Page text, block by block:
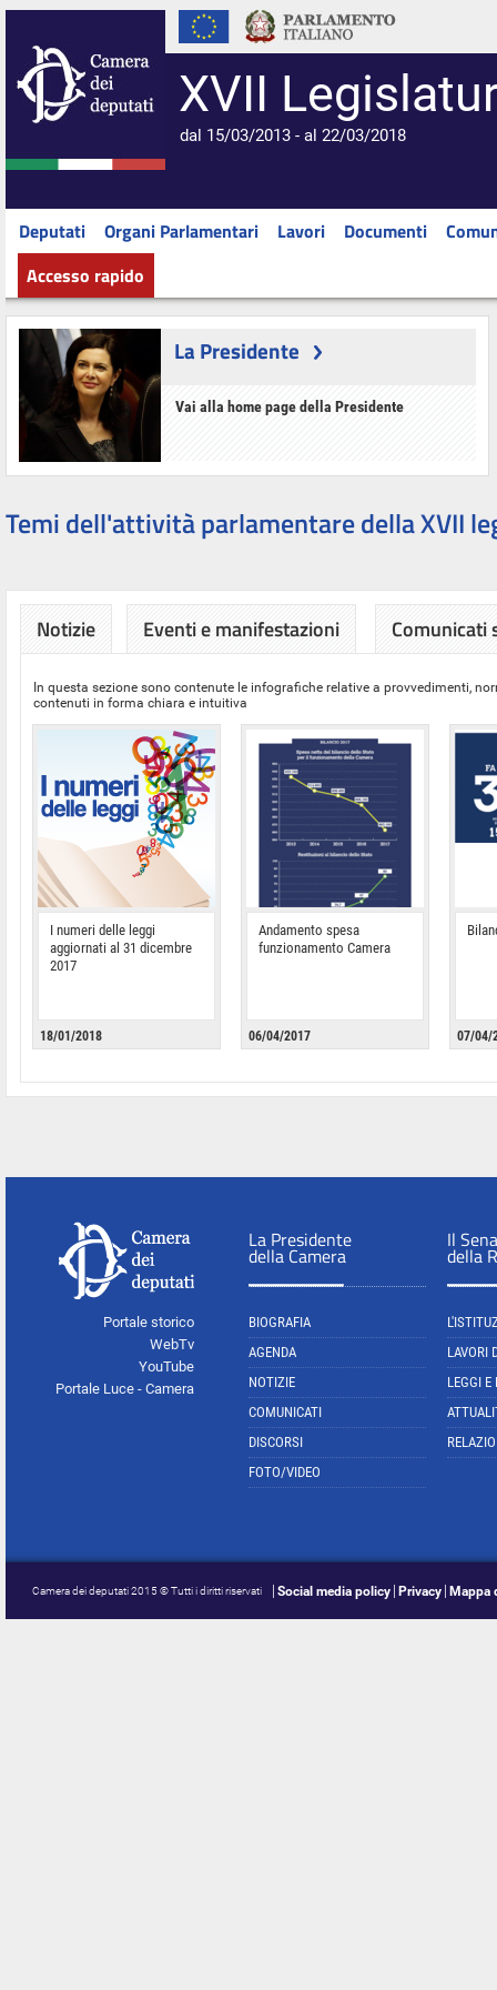
XVII
dal 15/03/2013 - al 22/03/2018
Deputati Organi Parlamentari Lavori Documenti
Accesso rapido
La Presidente
Vai alla home page della Presidente
Temi dell'attività parlamentare della XVII
Notizie Eventi e manifestazioni Comunicati
In questa sezione sono contenute le infografiche relative a provvedimenti,
contenuti in forma chiara e intuitiva
I numeri delle leggi
aggiornati al 31 dicembre
2017
18/01/2018
Andamento spesa
funzionamento Camera
06/04/2017 07/04/
Portale storico
WebTv
YouTube
Portale Luce - Camera
La Presidente
della Camera
BIOGRAFIA
AGENDA
NOTIZIE
COMUNICATI
DISCORSI
FOTO/VIDEO
Il
della
LAVORI
LEGGI E
Camera dei deputati 2015 © Tutti i diritti riservati Social media policy Privacy Mappa